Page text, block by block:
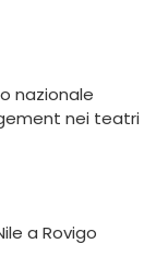
nazionale
nei teatri
a Rovigo